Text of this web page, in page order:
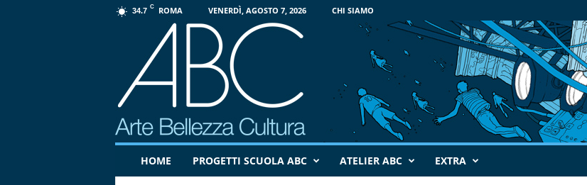
34.7 C ROMA VENERDÌ, AGOSTO 7, 2026 CHI SIAMO
o
HOME PROGETTI SCUOLA ABC ATELIER ABC EXTRA